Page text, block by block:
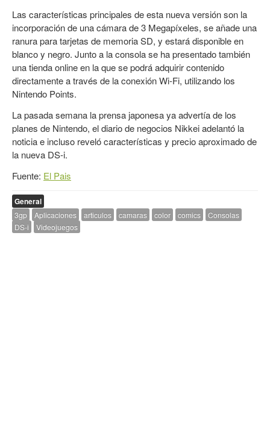
Las características principales de esta nueva versión son la
incorporación de una cámara de 3 Megapíxeles, se añade una
ranura para tarjetas de memoria SD, y estará disponible en
blanco y negro. Junto a la consola se ha presentado también
una tienda online en la que se podrá adquirir contenido
directamente a través de la conexión Wi-Fi, utilizando los
Nintendo Points.
La pasada semana la prensa japonesa ya advertía de los
planes de Nintendo, el diario de negocios Nikkei adelantó la
noticia e incluso reveló características y precio aproximado de
la nueva DS-i.
Fuente: El Pais
General
3gp Aplicaciones articulos camaras color comics
Consolas
DS-i
Videojuegos